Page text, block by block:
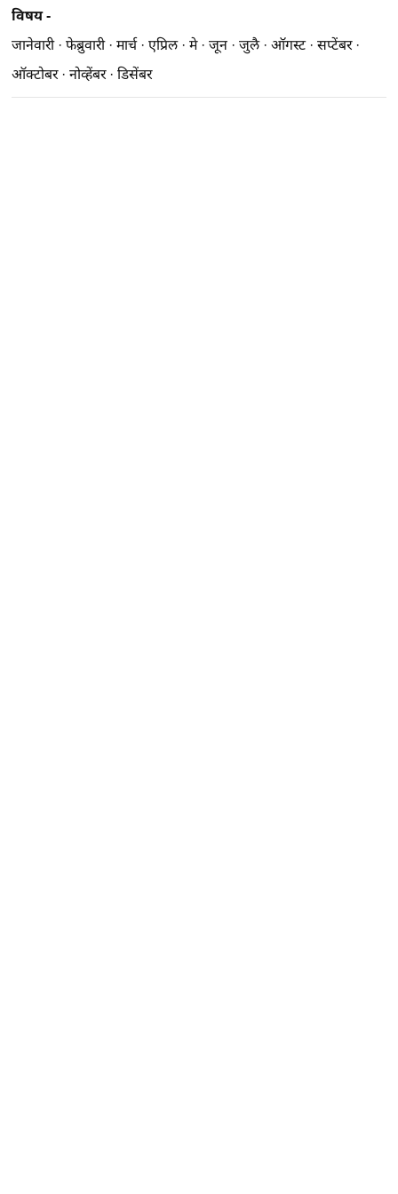
विषय -
जानेवारी·फेब्रुवारी·मार्च·एप्रिल·मे·जून ·जुलै·ऑगस्ट·सप्टेंबर·
ऑक्टोबर·नोव्हेंबर·डिसेंबर